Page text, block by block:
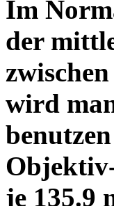
Im
der
wird
je 135.9